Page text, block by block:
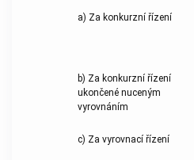
a) Za konkurzní řízení
b) Za konkurzní řízení
ukončené nuceným
vyrovnáním
c) Za vyrovnací řízení